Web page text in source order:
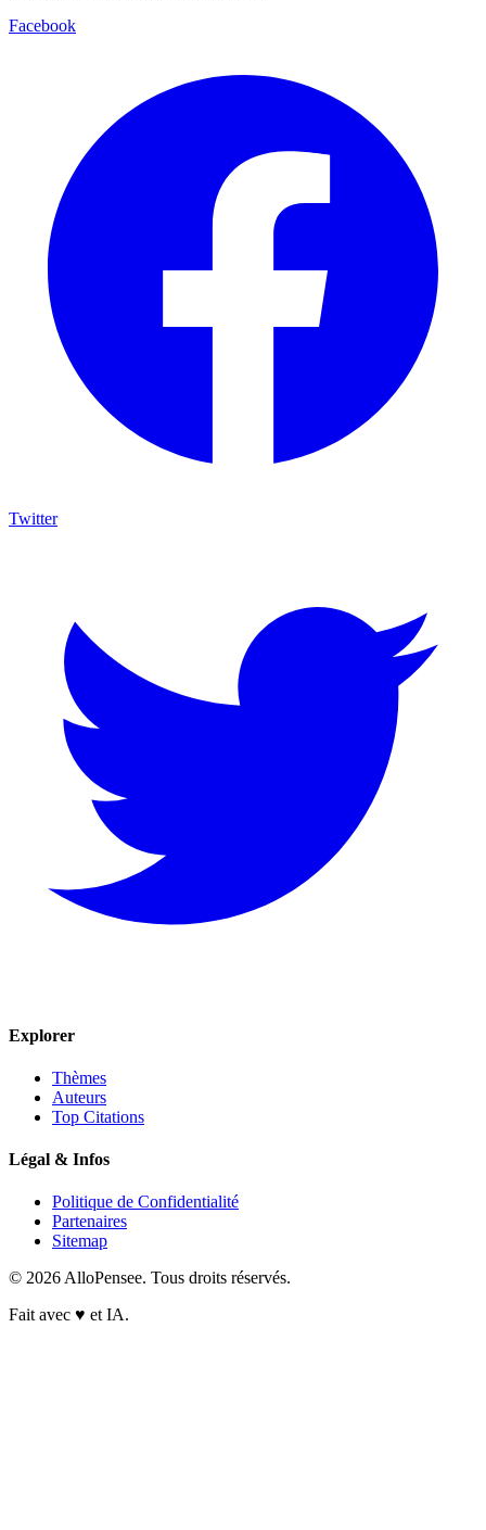
Facebook
Twitter
Explorer
Thèmes
Auteurs
Top Citations
Légal & Infos
Politique de Confidentialité
Partenaires
Sitemap
© 2026 AlloPensee. Tous droits réservés.
Fait avec ♥ et IA.